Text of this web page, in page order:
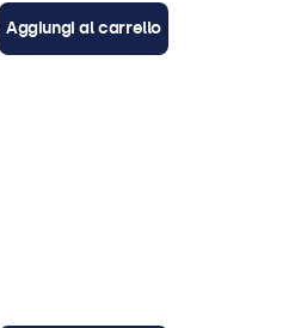
Aggiungi al carrello